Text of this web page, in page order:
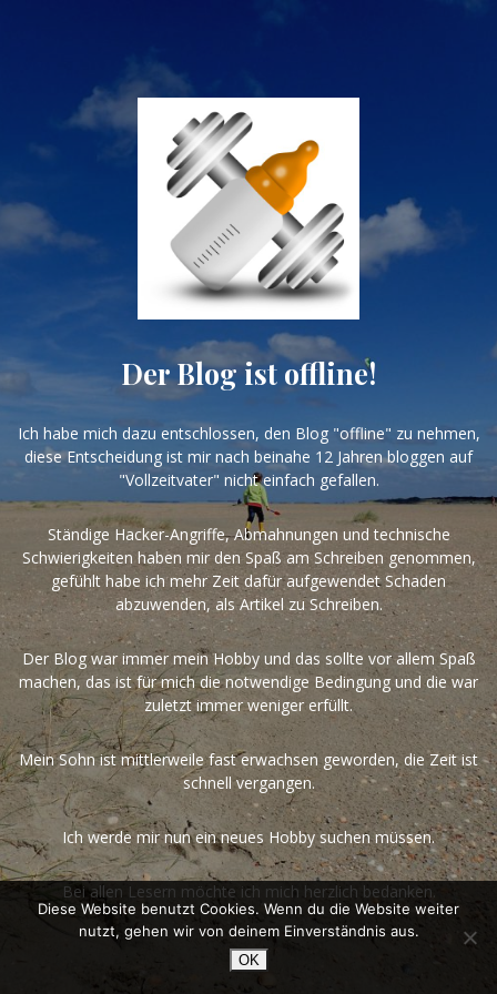
Der Blog ist offline!
Ich habe mich dazu entschlossen, den Blog "offline" zu nehmen,
diese Entscheidung ist mir nach beinahe 12 Jahren bloggen auf
"Vollzeitvater" nicht einfach gefallen.
Ständige Hacker-Angriffe, Abmahnungen und technische
Schwierigkeiten haben mir den Spaß am Schreiben genommen,
gefühlt habe ich mehr Zeit dafür aufgewendet Schaden
abzuwenden, als Artikel zu Schreiben.
Der Blog war immer mein Hobby und das sollte vor allem Spaß
machen, das ist für mich die notwendige Bedingung und die war
zuletzt immer weniger erfüllt.
Mein Sohn ist mittlerweile fast erwachsen geworden, die Zeit ist
schnell vergangen.
Ich werde mir nun ein neues Hobby suchen müssen.
Bei allen Lesern möchte ich mich herzlich bedanken.
Diese Website benutzt Cookies. Wenn du die Website weiter
nutzt, gehen wir von deinem Einverständnis aus.
OK